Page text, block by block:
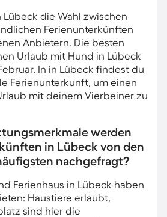
Lübeck die Wahl zwischen
Ferienunterkünften
Anbietern. Die besten
Urlaub mit Hund in Lübeck
In in Lübeck findest du
Ferienunterkunft, um einen
mit deinem Vierbeiner zu
werden
in Lübeck von den
nachgefragt?
Ferienhaus in Lübeck haben
Haustiere erlaubt,
sind hier die